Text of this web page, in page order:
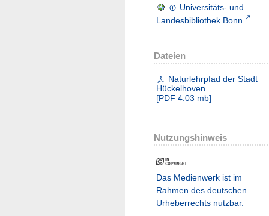
Universitäts- und
Landesbibliothek Bonn
Dateien
Naturlehrpfad der Stadt
Hückelhoven
[PDF 4.03 mb]
Nutzungshinweis
Das Medienwerk ist im
Rahmen des deutschen
Urheberrechts nutzbar.